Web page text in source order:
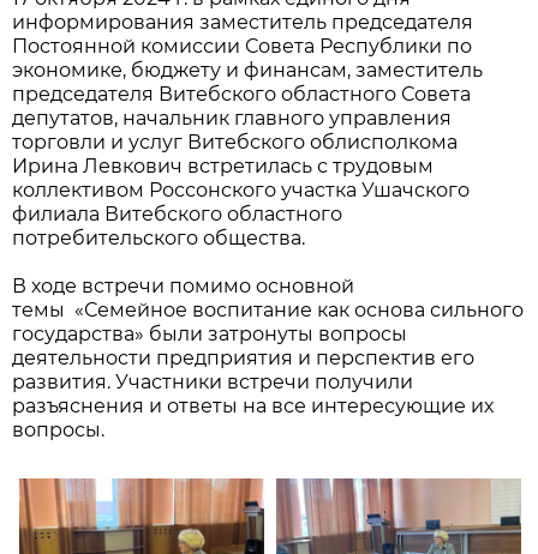
информирования заместитель председателя
Постоянной комиссии Совета Республики по
экономике, бюджету и финансам, заместитель
председателя Витебского областного Совета
депутатов, начальник главного управления
торговли и услуг Витебского облисполкома
Ирина Левкович встретилась с трудовым
коллективом Россонского участка Ушачского
филиала Витебского областного
потребительского общества.
В ходе встречи помимо основной
темы «Семейное воспитание как основа сильного
государства» были затронуты вопросы
деятельности предприятия и перспектив его
развития. Участники встречи получили
разъяснения и ответы на все интересующие их
вопросы.